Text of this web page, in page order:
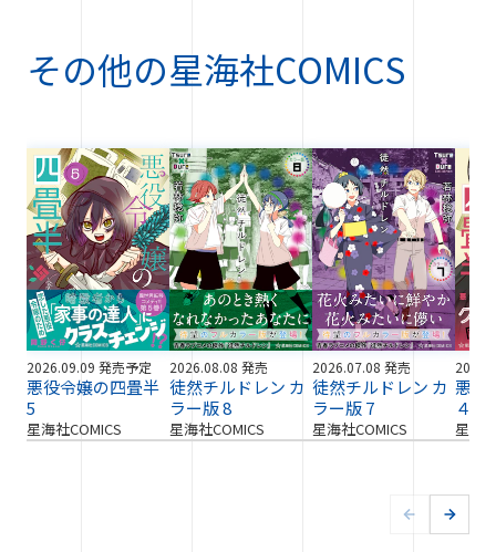
その他の星海社COMICS
2026.09.09 発売予定
悪役令嬢の四畳半
5
星海社COMICS
2026.08.08 発売
徒然チルドレン カ
ラー版 8
星海社COMICS
2026.07.08 発売
徒然チルドレン カ
ラー版 7
星海社COMICS
悪役
４
星海